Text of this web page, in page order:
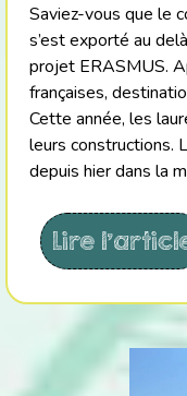
Saviez-vous que le
s’est exporté au
projet ERASMUS.
françaises,
Cette année, les
leurs constructions.
depuis hier dans la
Lire